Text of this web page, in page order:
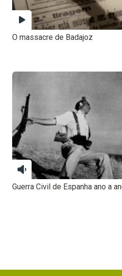
O massacre de Badajoz
Guerra Civil de Espanha ano a